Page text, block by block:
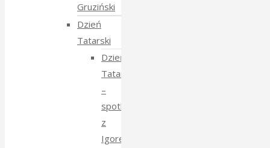
Gruziński
Dzień
Tatarski
Dzień
Tatarski
–
spotkanie
z
Igorem